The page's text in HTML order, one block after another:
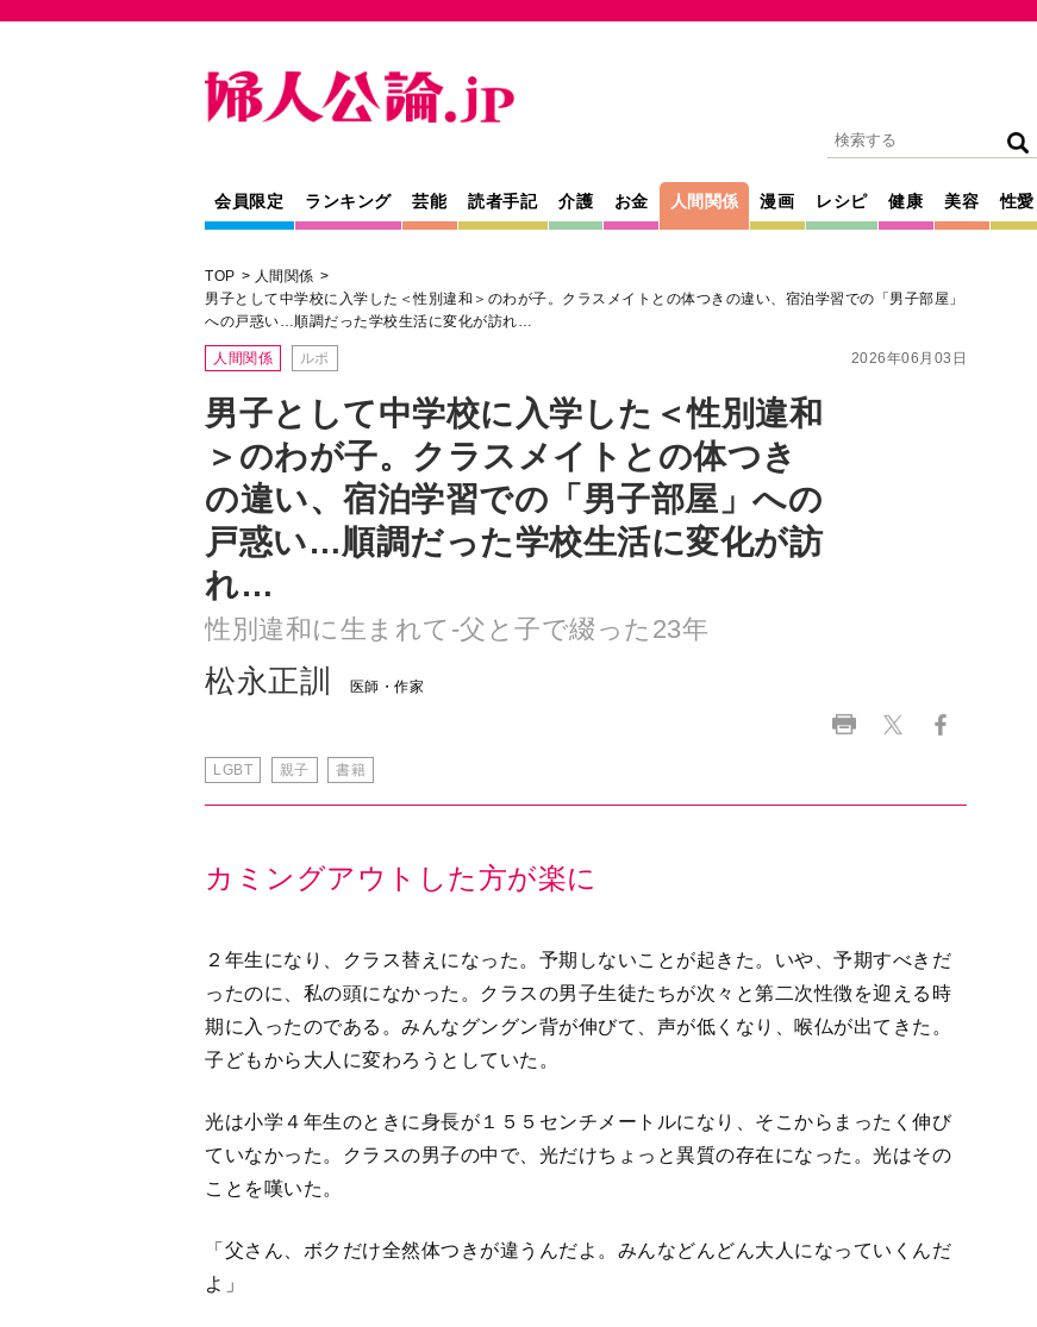
会員限定 ランキング 芸能 読者手記 介護 お金 人間関係 漫画 レシピ 健康 美容 性愛
TOP
人間関係
男子として中学校に入学した＜性別違和＞のわが子。クラスメイトとの体つきの違い、宿泊学習での「男子部屋」
への戸惑い…順調だった学校生活に変化が訪れ…
2026年06月03日
人間関係 ルポ
男子として中学校に入学した＜性別違和
＞のわが子。クラスメイトとの体つき
の違い、宿泊学習での「男子部屋」への
戸惑い…順調だった学校生活に変化が訪
れ…
性別違和に生まれて-父と子で綴った23年
松永正訓 医師・作家
LGBT 親子 書籍
カミングアウトした方が楽に
２年生になり、クラス替えになった。予期しないことが起きた。いや、予期すべきだ
ったのに、私の頭になかった。クラスの男子生徒たちが次々と第二次性徴を迎える時
期に入ったのである。みんなグングン背が伸びて、声が低くなり、喉仏が出てきた。
子どもから大人に変わろうとしていた。
光は小学４年生のときに身長が１５５センチメートルになり、そこからまったく伸び
ていなかった。クラスの男子の中で、光だけちょっと異質の存在になった。光はその
ことを嘆いた。
「父さん、ボクだけ全然体つきが違うんだよ。みんなどんどん大人になっていくんだ
よ」